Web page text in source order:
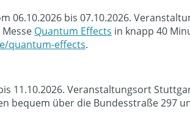
06.10.2026 bis 07.10.2026.
Quantum Effects in knapp 40
quantum-effects.
11.10.2026. Veranstaltungsort
bequem über die Bundesstraße 297